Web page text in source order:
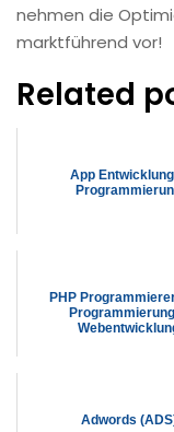
nehmen die
marktführend vor!
Related
App
PHP
Adwords